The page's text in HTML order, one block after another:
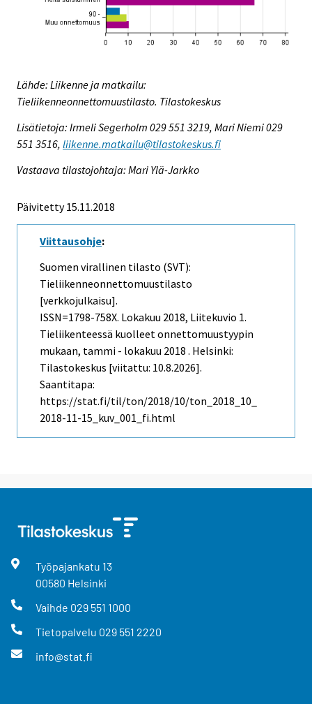
Lähde: Liikenne ja matkailu:
Tieliikenneonnettomuustilasto. Tilastokeskus
Lisätietoja: Irmeli Segerholm 029 551 3219, Mari Niemi 029
551 3516, liikenne.matkailu@tilastokeskus.fi
Vastaava tilastojohtaja: Mari Ylä-Jarkko
Päivitetty 15.11.2018
Viittausohje:
Suomen virallinen tilasto (SVT):
Tieliikenneonnettomuustilasto
[verkkojulkaisu].
ISSN=1798-758X. Lokakuu 2018, Liitekuvio 1.
Tieliikenteessä kuolleet onnettomuustyypin
mukaan, tammi - lokakuu 2018 . Helsinki:
Tilastokeskus [viitattu: 10.8.2026].
Saantitapa:
https://stat.fi/til/ton/2018/10/ton_2018_10_
2018-11-15_kuv_001_fi.html
Työpajankatu 13
00580 Helsinki
Vaihde 029 551 1000
Tietopalvelu 029 551 2220
info@stat.fi